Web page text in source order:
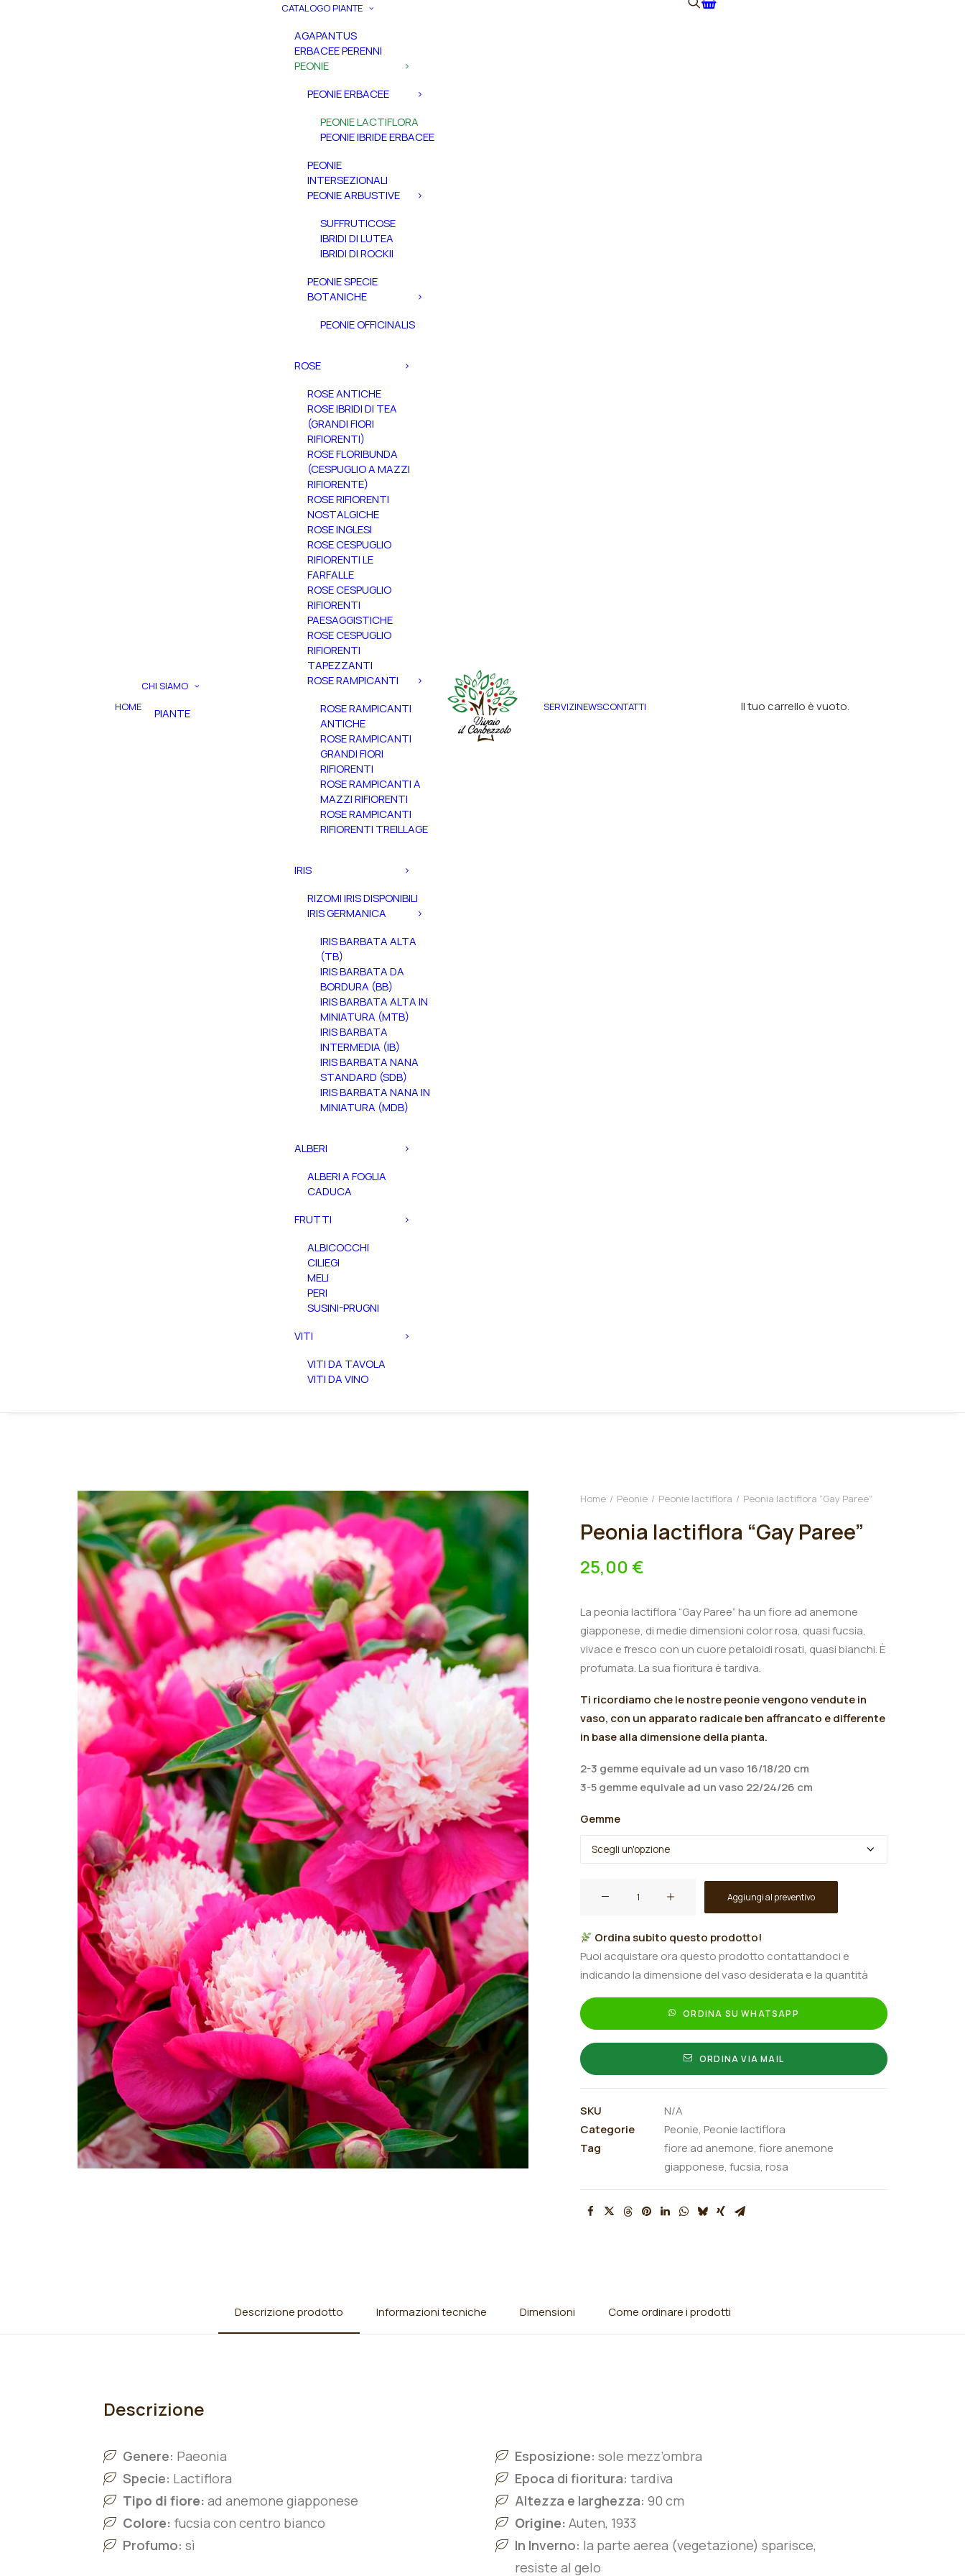
HOME
CHI SIAMO
PIANTE
CATALOGO PIANTE
AGAPANTUS
ERBACEE PERENNI
PEONIE
PEONIE ERBACEE
PEONIE LACTIFLORA
PEONIE IBRIDE ERBACEE
PEONIE
INTERSEZIONALI
PEONIE ARBUSTIVE
SUFFRUTICOSE
IBRIDI DI LUTEA
IBRIDI DI ROCKII
PEONIE SPECIE
BOTANICHE
PEONIE OFFICINALIS
ROSE
ROSE ANTICHE
ROSE IBRIDI DI TEA
(GRANDI FIORI
RIFIORENTI)
ROSE FLORIBUNDA
(CESPUGLIO A MAZZI
RIFIORENTE)
ROSE RIFIORENTI
NOSTALGICHE
ROSE INGLESI
ROSE CESPUGLIO
RIFIORENTI LE
FARFALLE
ROSE CESPUGLIO
RIFIORENTI
PAESAGGISTICHE
ROSE CESPUGLIO
RIFIORENTI
TAPEZZANTI
ROSE RAMPICANTI
ROSE RAMPICANTI
ANTICHE
ROSE RAMPICANTI
GRANDI FIORI
RIFIORENTI
ROSE RAMPICANTI A
MAZZI RIFIORENTI
ROSE RAMPICANTI
RIFIORENTI TREILLAGE
IRIS
RIZOMI IRIS DISPONIBILI
IRIS GERMANICA
IRIS BARBATA ALTA
(TB)
IRIS BARBATA DA
BORDURA (BB)
IRIS BARBATA ALTA IN
MINIATURA (MTB)
IRIS BARBATA
INTERMEDIA (IB)
IRIS BARBATA NANA
STANDARD (SDB)
IRIS BARBATA NANA IN
MINIATURA (MDB)
ALBERI
ALBERI A FOGLIA
CADUCA
FRUTTI
ALBICOCCHI
CILIEGI
MELI
PERI
SUSINI-PRUGNI
VITI
VITI DA TAVOLA
VITI DA VINO
SERVIZINEWSCONTATTI Il tuo carrello è vuoto.
Home Peonie Peonie lactiflora Peonia lactiflora “Gay Paree”
Peonia lactiflora “Gay Paree”
25,00 €
La peonia lactiflora “Gay Paree” ha un fiore ad anemone
giapponese, di medie dimensioni colorrosa, quasi fucsia,
vivace e fresco con un cuore petaloidi rosati, quasi bianchi.È
profumata.La suafioritura è tardiva.
Ti ricordiamo che le nostre peonie vengono vendute in
vaso, con un apparato radicale ben affrancato e differente
in base alla dimensione della pianta.
2-3 gemme equivale ad un vaso 16/18/20 cm
3-5 gemme equivale ad un vaso 22/24/26 cm
Gemme
Paree"
quantità
Aggiungi al preventivo
Ordina subito questo prodotto!
Puoi acquistare ora questo prodotto contattandoci e
indicando la dimensione del vaso desiderata e la quantità
ORDINA SU WHATSAPP
ORDINA VIA MAIL
SKU
N/A
Categorie
Peonie, Peonie lactiflora
Tag
fiore ad anemone, fiore anemone
giapponese, fucsia, rosa
Descrizione prodotto Informazioni tecniche Dimensioni Come ordinare i prodotti
Descrizione
Genere: Paeonia
Specie: Lactiflora
Tipo di fiore: ad anemone giapponese
Colore: fucsia con centro bianco
Profumo: sì
Esposizione: sole mezz’ombra
Epoca di fioritura: tardiva
Altezza e larghezza: 90 cm
Origine: Auten, 1933
In Inverno: la parte aerea (vegetazione) sparisce,
resiste al gelo